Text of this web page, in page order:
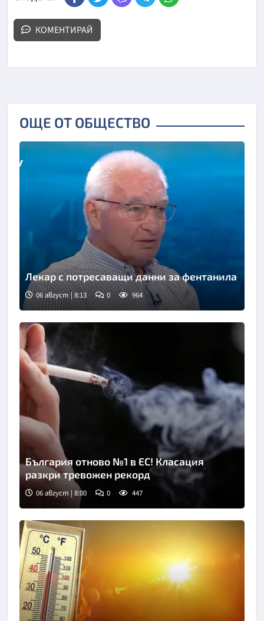
КОМЕНТИРАЙ
ОЩЕ ОТ ОБЩЕСТВО
Лекар с потресаващи данни за фентанила
06 август | 8:13 0 964
Снимка: goggle
България отново №1 в ЕС! Класация
разкри тревожен рекорд
06 август | 8:00 0 447